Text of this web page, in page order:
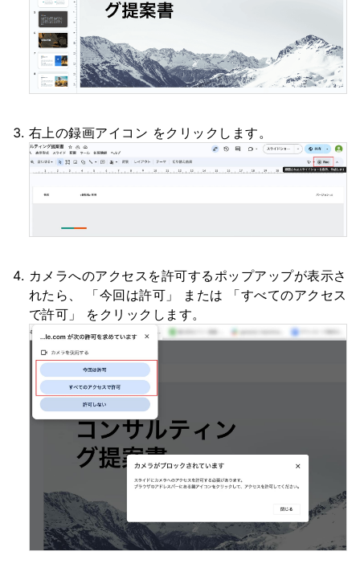
右上の録画アイコン をクリックします。
カメラへのアクセスを許可するポップアップが表示さ
れたら、 「今回は許可」 または 「すべてのアクセス
で許可」 をクリックします。